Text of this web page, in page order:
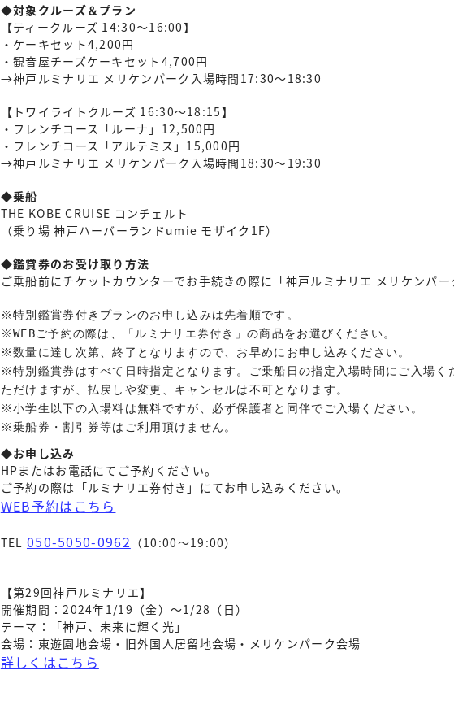
◆対象クルーズ＆プラン
【ティークルーズ 14:30〜16:00】
・ケーキセット4,200円
・観音屋チーズケーキセット4,700円
→神戸ルミナリエ メリケンパーク入場時間17:30〜18:30
【トワイライトクルーズ 16:30〜18:15】
・フレンチコース「ルーナ」12,500円
・フレンチコース「アルテミス」15,000円
→神戸ルミナリエ メリケンパーク入場時間18:30〜19:30
◆乗船
THE KOBE CRUISE コンチェルト
（乗り場 神戸ハーバーランドumie モザイク1F）
◆鑑賞券のお受け取り方法
ご乗船前にチケットカウンターでお手続きの際に「神戸ルミナリエ メリケンパ
※特別鑑賞券付きプランのお申し込みは先着順です。
※WEBご予約の際は、「ルミナリエ券付き」の商品をお選びください。
※数量に達し次第、終了となりますので、お早めにお申し込みください。
※特別鑑賞券はすべて日時指定となります。ご乗船日の指定入場時間にご入場く
ただけますが、払戻しや変更、キャンセルは不可となります。
※小学生以下の入場料は無料ですが、必ず保護者と同伴でご入場ください。
※乗船券・割引券等はご利用頂けません。
◆お申し込み
HPまたはお電話にてご予約ください。
ご予約の際は「ルミナリエ券付き」にてお申し込みください。
WEB予約はこちら
TEL 050-5050-0962 （10:00〜19:00）
【第29回神戸ルミナリエ】
開催期間：2024年1/19（金）〜1/28（日）
テーマ：「神戸、未来に輝く光」
会場：東遊園地会場・旧外国人居留地会場・メリケンパーク会場
詳しくはこちら